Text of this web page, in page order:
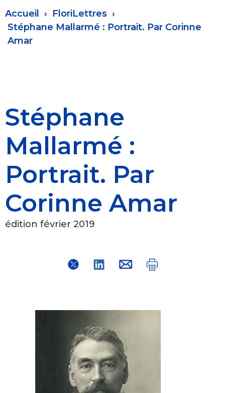
Fil
d'Ariane
Accueil
FloriLettres
Stéphane Mallarmé : Portrait. Par Corinne
Amar
Stéphane
Mallarmé :
Portrait. Par
Corinne Amar
édition février 2019